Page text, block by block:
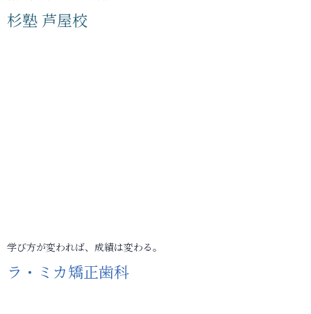
杉塾 芦屋校
学び方が変われば、成績は変わる。
ラ・ミカ矯正歯科